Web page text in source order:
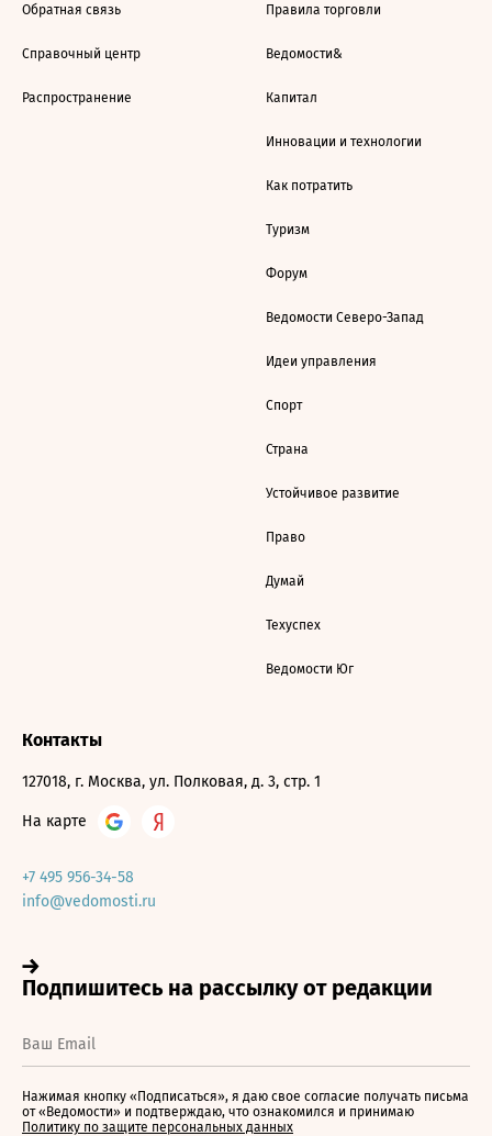
Обратная связь
Справочный центр
Распространение
Правила торговли
Ведомости&
Капитал
Инновации и технологии
Как потратить
Туризм
Форум
Ведомости Северо-Запад
Идеи управления
Спорт
Страна
Устойчивое развитие
Право
Думай
Техуспех
Ведомости Юг
Контакты
127018, г. Москва, ул. Полковая, д. 3, стр. 1
На карте
+7 495 956-34-58
info@vedomosti.ru
Нажимая кнопку «Подписаться», я даю свое согласие получать письма
от «Ведомости» и подтверждаю, что ознакомился и принимаю
Политику по защите персональных данных